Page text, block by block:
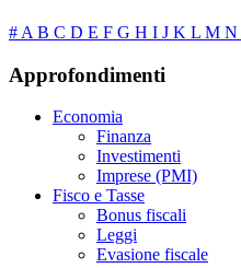
# A B C D E F G H I J K L M N
Approfondimenti
Economia
Finanza
Investimenti
Imprese (PMI)
Fisco e Tasse
Bonus fiscali
Leggi
Evasione fiscale